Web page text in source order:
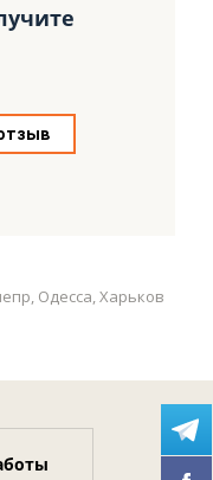
Одесса, Харьков